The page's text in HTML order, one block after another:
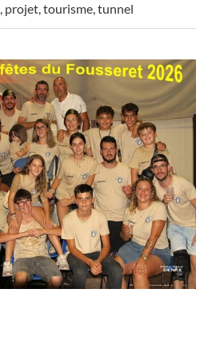
, projet,tourisme,tunnel